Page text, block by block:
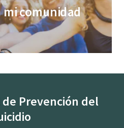
mi comunidad
Prevención del